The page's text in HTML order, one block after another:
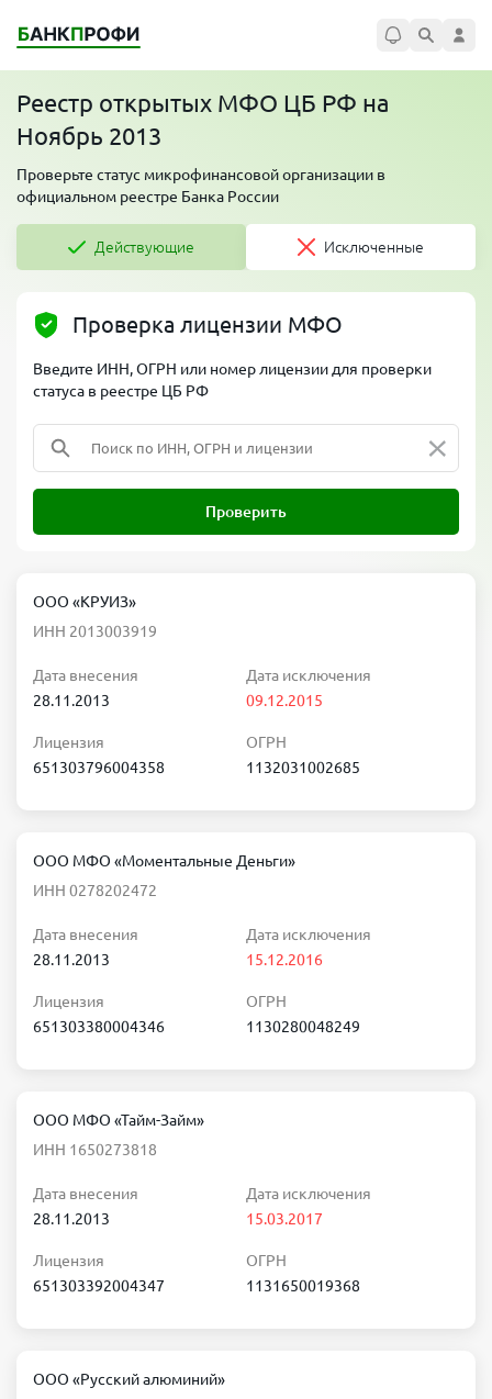
Реестр открытых МФО ЦБ РФ на
Ноябрь 2013
Проверьте статус микрофинансовой организации в
официальном реестре Банка России
Действующие Исключенные
Проверка лицензии МФО
Введите ИНН, ОГРН или номер лицензии для проверки
статуса в реестре ЦБ РФ
Проверить
×
ООО «КРУИЗ»
ИНН 2013003919
Дата внесения
28.11.2013
Дата исключения
09.12.2015
Лицензия
651303796004358
ОГРН
1132031002685
ООО МФО «Моментальные Деньги»
ИНН 0278202472
Дата внесения
28.11.2013
Дата исключения
15.12.2016
Лицензия
651303380004346
ОГРН
1130280048249
ООО МФО «Тайм-Займ»
ИНН 1650273818
Дата внесения
28.11.2013
Дата исключения
15.03.2017
Лицензия
651303392004347
ОГРН
1131650019368
ООО «Русский алюминий»